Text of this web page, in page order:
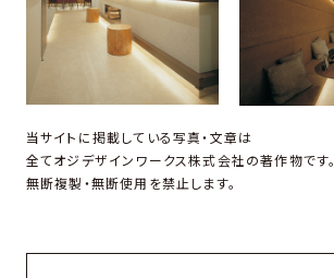
当サイトに掲載している写真・文章は
全てオジデザインワークス株式会社の著作物です。
無断複製・無断使用を禁止します。